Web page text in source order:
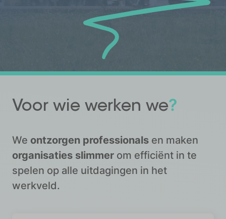
Voor wie werken we?
We ontzorgen professionals en maken
organisaties slimmer om efficiënt in te
spelen op alle uitdagingen in het
werkveld.